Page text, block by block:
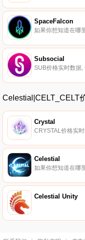
SpaceFalcon
Subsocial
Celestial|CELT_CELT
Crystal
Celestial
Celestial Unity